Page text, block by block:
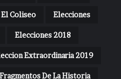
El Coliseo Elecciones
Elecciones 2018
Extraordinaria 2019
Fragmentos De La Historia